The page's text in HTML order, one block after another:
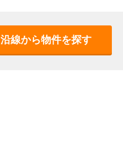
沿線から物件を探す